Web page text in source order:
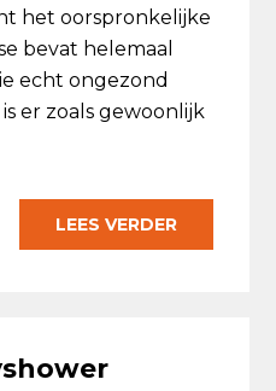
het oorspronkelijke
bevat helemaal
echt ongezond
er zoals gewoonlijk
LEES VERDER